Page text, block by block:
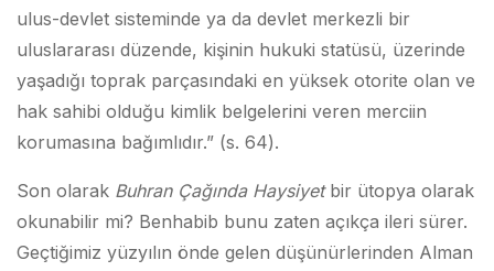
ulus-devlet sisteminde ya da devlet merkezli bir
uluslararası düzende, kişinin hukuki statüsü, üzerinde
yaşadığı toprak parçasındaki en yüksek otorite olan ve
hak sahibi olduğu kimlik belgelerini veren merciin
korumasına bağımlıdır.” (s. 64).
Son olarak Buhran Çağında Haysiyetbir ütopya olarak
okunabilir mi? Benhabib bunu zaten açıkça ileri sürer.
Geçtiğimiz yüzyılın önde gelen düşünürlerinden Alman